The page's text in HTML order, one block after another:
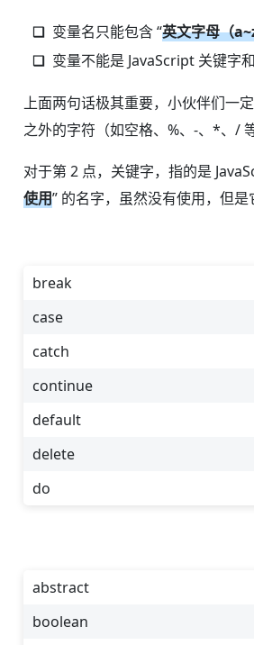
变量名只能包含 “英文字母（
变量不能是 JavaScript 关键字和
上面两句话极其重要，小伙伴们一
之外的字符（如空格、%、-、*、/
对于第 2 点，关键字，指的是
使用” 的名字，虽然没有使用，但
break
case
catch
continue
default
delete
do
abstract
boolean